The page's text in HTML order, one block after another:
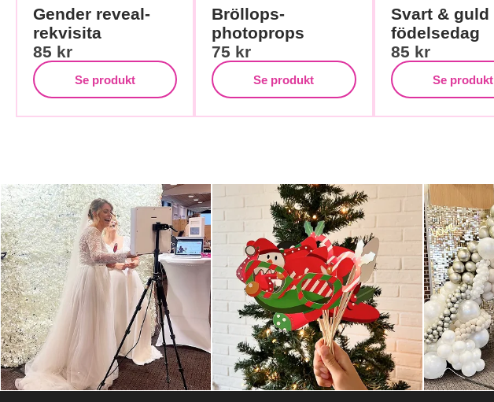
Gender reveal-
rekvisita
85 kr
Se produkt
Bröllops-
photoprops
75 kr
Se produkt
Svart & guld
födelsedag
85 kr
Se produkt